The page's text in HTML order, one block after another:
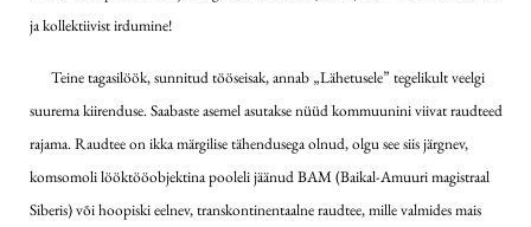
ja kollektiivist irdumine!
Teine tagasilöök, sunnitud tööseisak, annab „Lähetusele” tegelikult veelgi
suurema kiirenduse. Saabaste asemel asutakse nüüd kommuunini viivat raudteed
rajama. Raudtee on ikka märgilise tähendusega olnud, olgu see siis järgnev,
komsomoli lööktööobjektina pooleli jäänud BAM (Baikal-Amuuri magistraal
Siberis) või hoopiski eelnev, transkontinentaalne raudtee, mille valmides mais